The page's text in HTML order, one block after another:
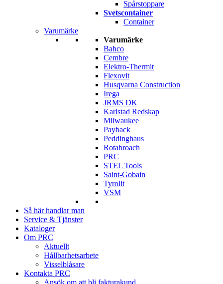
Spårstoppare
Svetscontainer
Container
Varumärke
Varumärke
Bahco
Cembre
Elektro-Thermit
Flexovit
Husqvarna Construction
Irega
JRMS DK
Karlstad Redskap
Milwaukee
Payback
Peddinghaus
Rotabroach
PRC
STEL Tools
Saint-Gobain
Tyrolit
VSM
Så här handlar man
Service & Tjänster
Kataloger
Om PRC
Aktuellt
Hållbarhetsarbete
Visselblåsare
Kontakta PRC
Ansök om att bli fakturakund